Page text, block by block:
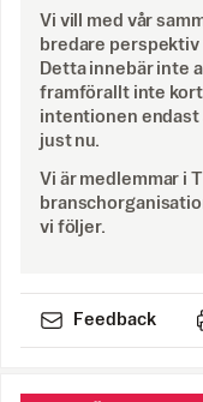
Vi vill med vår
bredare
Detta innebär inte
framförallt inte
intentionen endast
just nu.
Vi är medlemmar i
vi följer.
Feedback